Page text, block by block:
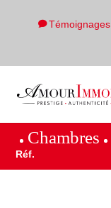
Témoignages
Chambres
Réf.